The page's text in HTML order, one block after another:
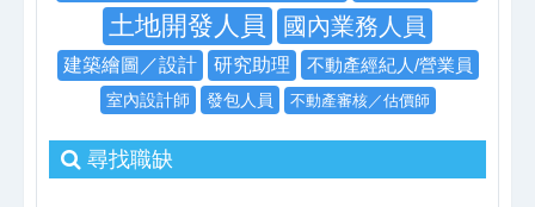
土地開發人員 國內業務人員
建築繪圖／設計 研究助理 不動產經紀人/營業員
室內設計師 發包人員 不動產審核／估價師
尋找職缺